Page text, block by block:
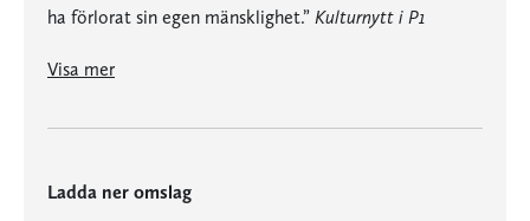
ha förlorat sin egen mänsklighet.” Kulturnytt i P1
Visa mer
Ladda ner omslag